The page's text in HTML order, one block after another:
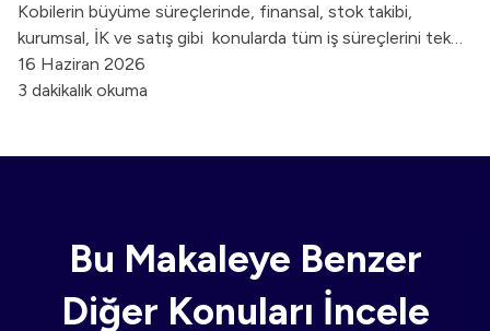
Gerekenler
Kobilerin büyüme süreçlerinde, finansal, stok takibi,
kurumsal, İK ve satış gibi konularda tüm iş süreçlerini tek
ekrandan, mekan bağımsız yönetme isteği, işletmeleri ERP
kullanımına yönlendirir.
16 Haziran 2026
3 dakikalık okuma
Bu Makaleye Benzer
Diğer Konuları İncele